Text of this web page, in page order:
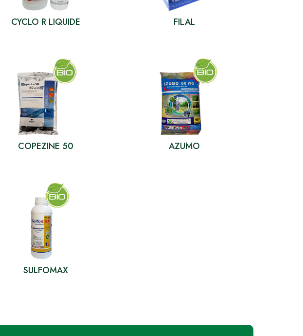
CYCLO R LIQUIDE FILAL
COPEZINE 50 AZUMO
SULFOMAX